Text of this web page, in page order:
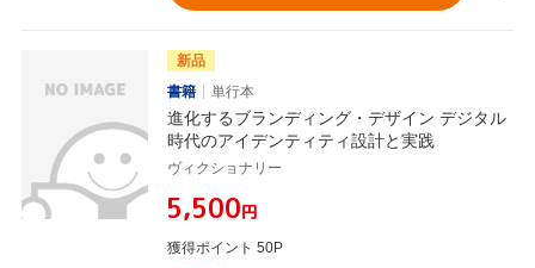
新品
書籍
単行本
進化するブランディング・デザイン デジタル
時代のアイデンティティ設計と実践
ヴィクショナリー
¥5,500円
獲得ポイント 50P